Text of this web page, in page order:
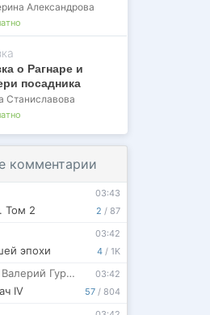
Александрова
о Рагнаре и
посадника
Станиславова
комментарии
2 / 87
03:43
Том 2
4 / 1K
03:42
эпохи
57 / 804
03:42
Валерий Гуров
IV